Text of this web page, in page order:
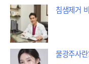
침샘제거
물광주사